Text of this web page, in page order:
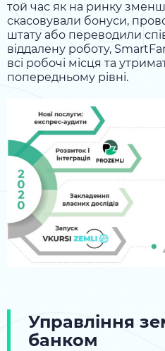
той час як на ринку
скасовували бонуси,
штату або переводили
віддалену роботу,
всі робочі місця та
попередньому рівні.
Управління
банком